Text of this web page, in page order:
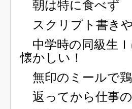
朝は特に食べず
スクリプト書きや
中学時の同級生
懐かしい！
無印のミールで鶏
返ってから仕事